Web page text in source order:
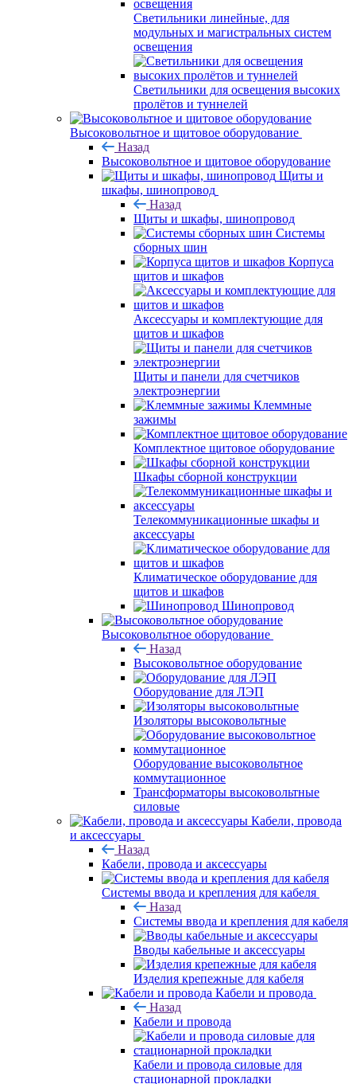
Светильники линейные, для
модульных и магистральных систем
освещения
Светильники для освещения высоких
пролётов и туннелей
Высоковольтное и щитовое оборудование
Назад
Высоковольтное и щитовое оборудование
Щиты и
шкафы, шинопровод
Назад
Щиты и шкафы, шинопровод
Системы
сборных шин
Корпуса
щитов и шкафов
Аксессуары и комплектующие для
щитов и шкафов
Щиты и панели для счетчиков
электроэнергии
Клеммные
зажимы
Комплектное щитовое оборудование
Шкафы сборной конструкции
Телекоммуникационные шкафы и
аксессуары
Климатическое оборудование для
щитов и шкафов
Шинопровод
Высоковольтное оборудование
Назад
Высоковольтное оборудование
Оборудование для ЛЭП
Изоляторы высоковольтные
Оборудование высоковольтное
коммутационное
Трансформаторы высоковольтные
силовые
Кабели, провода
и аксессуары
Назад
Кабели, провода и аксессуары
Системы ввода и крепления для кабеля
Назад
Системы ввода и крепления для кабеля
Вводы кабельные и аксессуары
Изделия крепежные для кабеля
Кабели и провода
Назад
Кабели и провода
Кабели и провода силовые для
стационарной прокладки